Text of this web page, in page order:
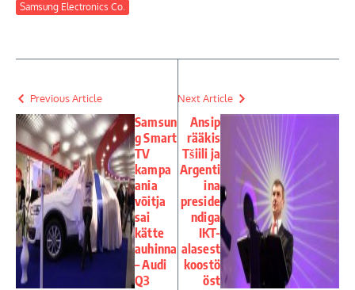
Samsung Electronics Co.
Previous Article
Samsun
g Smart
TV
kampa
ania
võitja
sai
kätte
auhinna
– Audi
Q3
Next Article
Ansip
rääkis
Tšiili ja
Argenti
ina
preside
ndiga
IKT-
alasest
koostö
öst